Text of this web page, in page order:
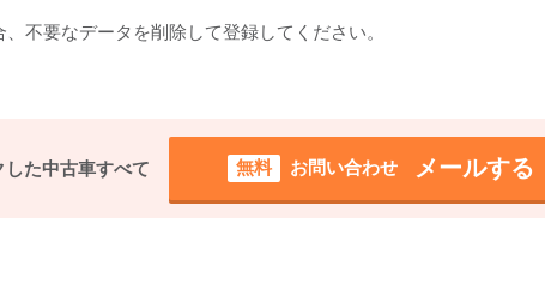
不要なデータを削除して登録してください。
した中古車すべて 無料 お問い合わせ メールする